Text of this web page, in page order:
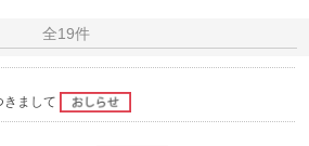
全19件
きまして